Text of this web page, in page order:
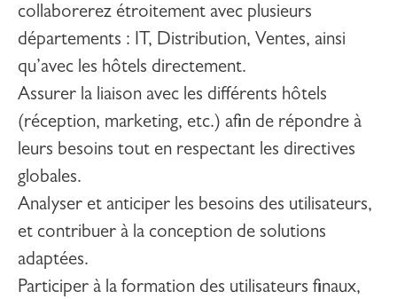
collaborerez étroitement avec plusieurs
départements : IT, Distribution, Ventes, ainsi
qu’avec les hôtels directement.
Assurer la liaison avec les différents hôtels
(réception, marketing, etc.) afin de répondre à
leurs besoins tout en respectant les directives
globales.
Analyser et anticiper les besoins des utilisateurs,
et contribuer à la conception de solutions
adaptées.
Participer à la formation des utilisateurs finaux,